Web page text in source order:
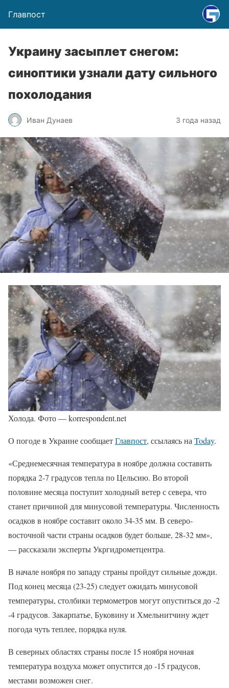
Главпост
Украину засыплет снегом:
синоптики узнали дату сильного
похолодания
Иван Дунаев 3 года назад
Холода. Фото — korrespondent.net
О погоде в Украине сообщаетГлавпост, ссылаясь наToday.
«Среднемесячная температура в ноябре должна составить
порядка 2-7 градусов тепла по Цельсию. Во второй
половине месяца поступит холодный ветер с севера, что
станет причиной для минусовой температуры. Численность
осадков в ноябре составит около 34-35 мм. В северо-
восточной части страны осадков будет больше, 28-32 мм»,
— рассказали эксперты Укргидрометцентра.
В начале ноября по западу страны пройдут сильные дожди.
Под конец месяца (23-25) следует ожидать минусовой
температуры, столбики термометров могут опуститься до -2
-4 градусов. Закарпатье, Буковину и Хмельнитчину ждет
погода чуть теплее, порядка нуля.
В северных областях страны после 15 ноября ночная
температура воздуха может опустится до -15 градусов,
местами возможен снег.